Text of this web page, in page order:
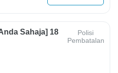
Sahaja] 18
Polisi
Pembatalan